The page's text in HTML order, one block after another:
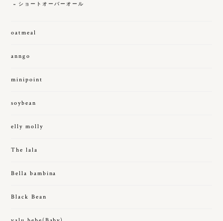
ショートオーバーオール
oatmeal
anngo
minipoint
soybean
elly molly
The lala
Bella bambina
Black Bean